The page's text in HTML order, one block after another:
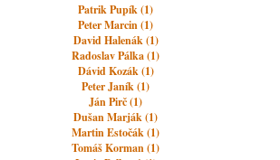
Patrik Pupík (1)
Peter Marcin (1)
David Halenák (1)
Radoslav Pálka (1)
Dávid Kozák (1)
Peter Janík (1)
Ján Pirč (1)
Dušan Marják (1)
Martin Estočák (1)
Tomáš Korman (1)